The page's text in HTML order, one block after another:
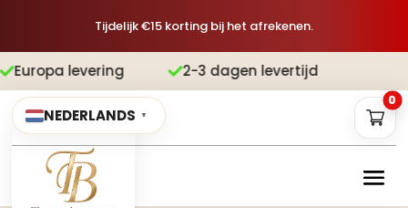
Tijdelijk €15 korting bij het afrekenen.
2-3 dagen levertijd
NEDERLANDS ▼
0